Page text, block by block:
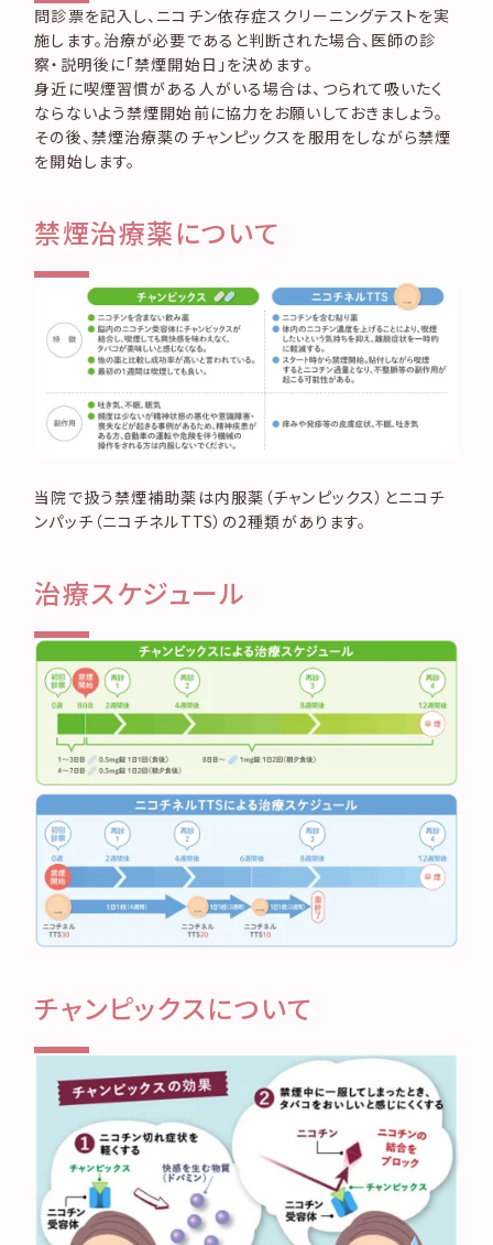
問診票を記入し、ニコチン依存症スクリーニングテストを実
施します。治療が必要であると判断された場合、医師の診
察・説明後に「禁煙開始日」を決めます。
身近に喫煙習慣がある人がいる場合は、つられて吸いたく
ならないよう禁煙開始前に協力をお願いしておきましょう。
その後、禁煙治療薬のチャンピックスを服用をしながら禁煙
を開始します。
禁煙治療薬について
当院で扱う禁煙補助薬は内服薬（チャンピックス）とニコチ
ンパッチ（ニコチネルTTS）の2種類があります。
治療スケジュール
チャンピックスについて